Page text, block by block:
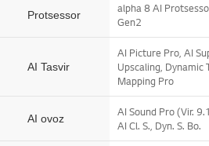
Protsessor
AI Tasvir
AI ovoz
alpha 8 AI
Gen2
AI Picture Pro, AI
Upscaling, Dynamic
Mapping Pro
AI Sound Pro (Vir.
AI Cl. S., Dyn. S. Bo.